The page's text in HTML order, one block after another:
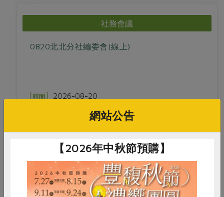
社務會議
0820北北分社編委會(線上)
時間 2026-08-20
13:30-15:00
線上ZOOM
立即報名
網站公告
【2026年中秋節預購】